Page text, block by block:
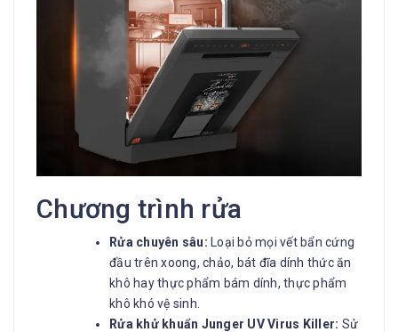
Chương trình rửa
Rửa chuyên sâu: Loại bỏ mọi vết bẩn cứng
đầu trên xoong, chảo, bát đĩa dính thức ăn
khô hay thực phẩm bám dính, thực phẩm
khô khó vệ sinh.
Rửa khử khuẩn Junger UV Virus Killer: Sử